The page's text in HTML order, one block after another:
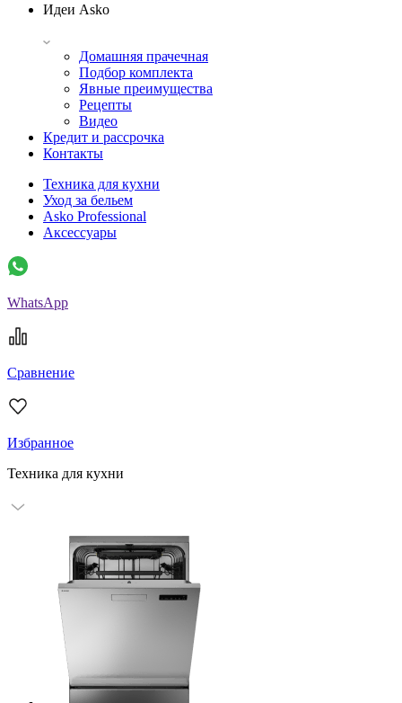
Идеи Asko
Домашняя прачечная
Подбор комплекта
Явные преимущества
Рецепты
Видео
Кредит и рассрочка
Контакты
Техника для кухни
Уход за бельем
Asko Professional
Аксессуары
WhatsApp
Сравнение
Избранное
Техника для кухни